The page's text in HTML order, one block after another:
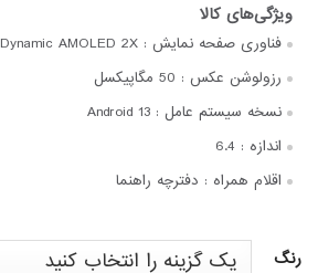
فناوری صفحه‌ نمایش : Dynamic AMOLED 2X
رزولوشن عکس : 50 مگاپیکسل
نسخه سیستم عامل : Android 13
اندازه : 6.4
اقلام همراه : دفترچه‌ راهنما
رنگ